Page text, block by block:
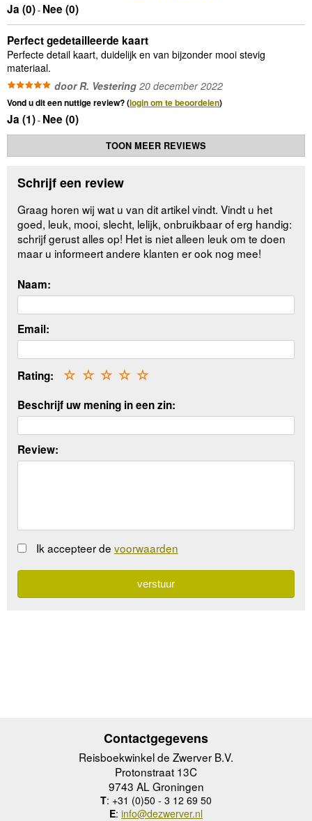
Ja (0)- Nee (0)
Perfect gedetailleerde kaart
Perfecte detail kaart, duidelijk en van bijzonder mooi stevig
materiaal.
door R. Vestering 20 december 2022
Vond u dit een nuttige review? (login om te beoordelen)
Ja (1)- Nee (0)
TOON MEER REVIEWS
Schrijf een review
Graag horen wij wat u van dit artikel vindt. Vindt u het
goed, leuk, mooi, slecht, lelijk, onbruikbaar of erg handig:
schrijf gerust alles op! Het is niet alleen leuk om te doen
maar u informeert andere klanten er ook nog mee!
Naam:
Email:
Rating: ☆
☆
☆
☆
☆
Beschrijf uw mening in een zin:
Review:
Ik accepteer de voorwaarden
Contactgegevens
Reisboekwinkel de Zwerver B.V.
Protonstraat 13C
9743 AL Groningen
T: +31 (0)50 - 3 12 69 50
E: info@dezwerver.nl